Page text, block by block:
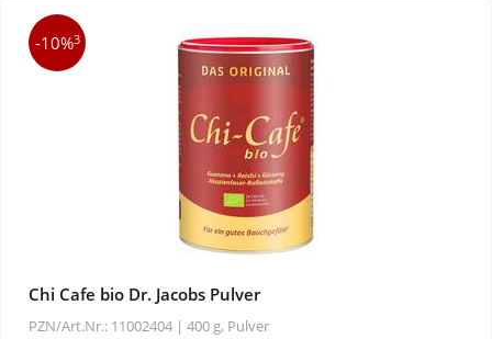
-10%3
Chi Cafe bio Dr. Jacobs Pulver
PZN/Art.Nr.: 11002404 | 400 g, Pulver